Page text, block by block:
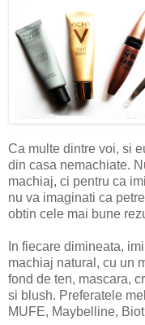
Ca multe dintre voi, si
din casa nemachiate.
machiaj, ci pentru ca
nu va imaginati ca
obtin cele mai bune
In fiecare dimineata,
machiaj natural, cu un
fond de ten, mascara,
si blush. Preferatele
MUFE, Maybelline,